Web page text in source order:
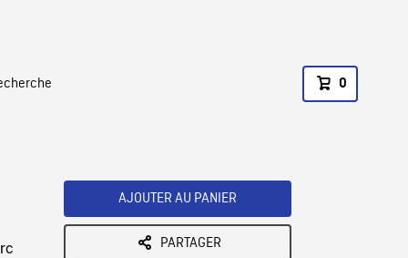
0
AJOUTER AU PANIER
PARTAGER